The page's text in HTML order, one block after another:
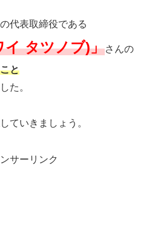
代表取締役である
イ タツノブ)」さんの
と
た。
ていきましょう。
サーリンク